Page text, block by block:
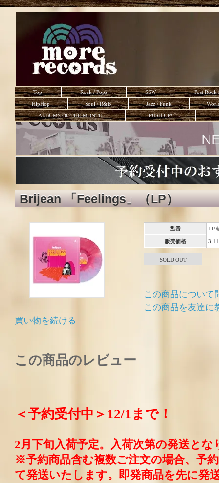
Top Rock / Pops SSW
Post Rock
HipHop
Soul / R&B Jazz / Funk
ALBUMS OF THE MONTH
PUSH UP!
Brijean 「Feelings」（LP）
型番 LP
販売価格
SOLD OUT
この商品について
この商品を友達に
買い物を続ける
この商品のレビュー
＜予約受付中＞12/1まで！
2月下旬入荷予定。入荷次第の発送とな
※予約商品含む複数ご注文の場合、予
て発送いたします。即発商品を先に発